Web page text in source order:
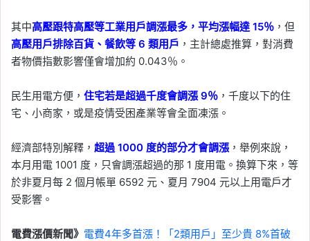
其中高壓跟特高壓等工業用戶調漲最多，平均漲幅達 15％ ，但
高壓用戶排除百貨、餐飲等 6 類用戶 ，主計總處推算，對消費
者物價指數影響僅會增加約 0.043％。
民生用電方便， 住宅若是超過千度會調漲 9％ ，千度以下的住
宅、小商家，或是疫情受困產業等會全面凍漲。
經濟部特別解釋， 超過 1000 度的部分才會調漲 ，舉例來說，
本月用電 1001 度，只會調漲超過的那 1 度用電。換算下來，等
於非夏月每 2 個月帳單 6592 元、夏月 7904 元以上用電戶才
受影響。
電費漲價新聞》 電費4年多首漲！「2類用戶」至少貴 8%首破